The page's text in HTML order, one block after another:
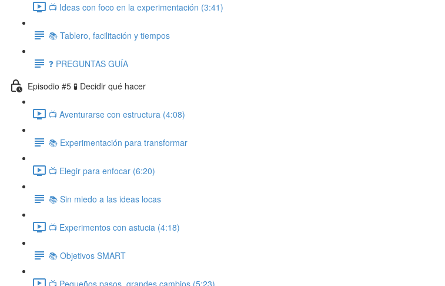
📺 Ideas con foco en la experimentación (3:41)
📚 Tablero, facilitación y tiempos
❓ PREGUNTAS GUÍA
Episodio #5 🧪 Decidir qué hacer
📺 Aventurarse con estructura (4:08)
📚 Experimentación para transformar
📺 Elegir para enfocar (6:20)
📚 Sin miedo a las ideas locas
📺 Experimentos con astucia (4:18)
📚 Objetivos SMART
📺 Pequeños pasos, grandes cambios (5:23)